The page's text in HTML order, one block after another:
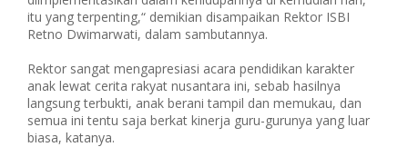
itu yang terpenting,“ demikian disampaikan Rektor ISBI
Retno Dwimarwati, dalam sambutannya.
Rektor sangat mengapresiasi acara pendidikan karakter
anak lewat cerita rakyat nusantara ini, sebab hasilnya
langsung terbukti, anak berani tampil dan memukau, dan
semua ini tentu saja berkat kinerja guru-gurunya yang luar
biasa, katanya.